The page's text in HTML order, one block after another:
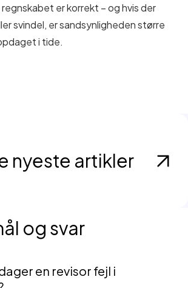
er korrekt – og hvis der
svindel, er sandsynligheden større
i tide.
nyeste artikler
og svar
en revisor fejl i